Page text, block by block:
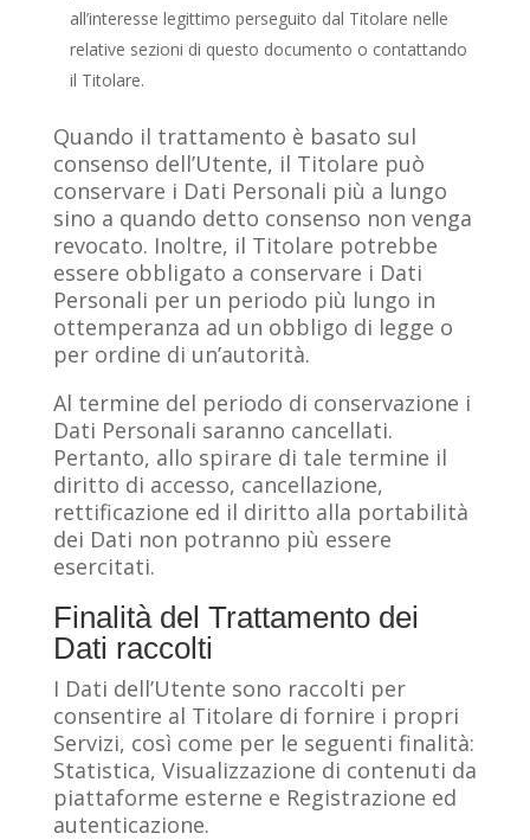
all’interesse legittimo perseguito dal Titolare nelle
relative sezioni di questo documento o contattando
il Titolare.
Quando il trattamento è basato sul
consenso dell’Utente, il Titolare può
conservare i Dati Personali più a lungo
sino a quando detto consenso non venga
revocato. Inoltre, il Titolare potrebbe
essere obbligato a conservare i Dati
Personali per un periodo più lungo in
ottemperanza ad un obbligo di legge o
per ordine di un’autorità.
Al termine del periodo di conservazione i
Dati Personali saranno cancellati.
Pertanto, allo spirare di tale termine il
diritto di accesso, cancellazione,
rettificazione ed il diritto alla portabilità
dei Dati non potranno più essere
esercitati.
Finalità del Trattamento dei
Dati raccolti
I Dati dell’Utente sono raccolti per
consentire al Titolare di fornire i propri
Servizi, così come per le seguenti finalità:
Statistica, Visualizzazione di contenuti da
piattaforme esterne e Registrazione ed
autenticazione.